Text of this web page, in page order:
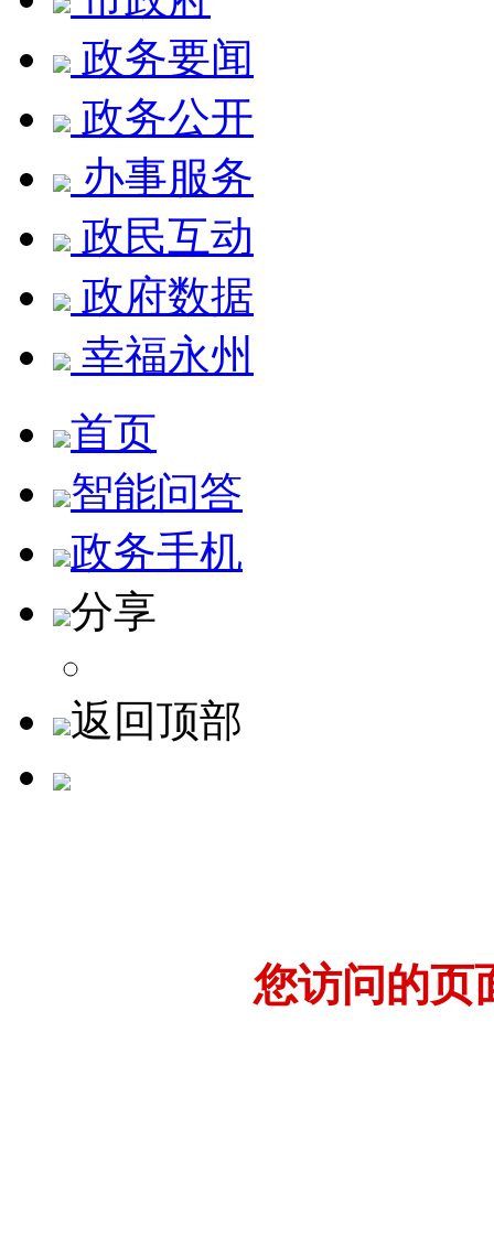
政务要闻
政务公开
办事服务
政民互动
政府数据
幸福永州
首页
智能问答
政务手机
分享
返回顶部
您访问的页